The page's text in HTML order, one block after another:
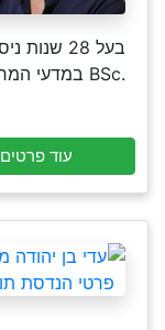
.BSc במדעי המחשב ומתמטיקה אוני' בן-גוריון בנגב.
עוד פרטים